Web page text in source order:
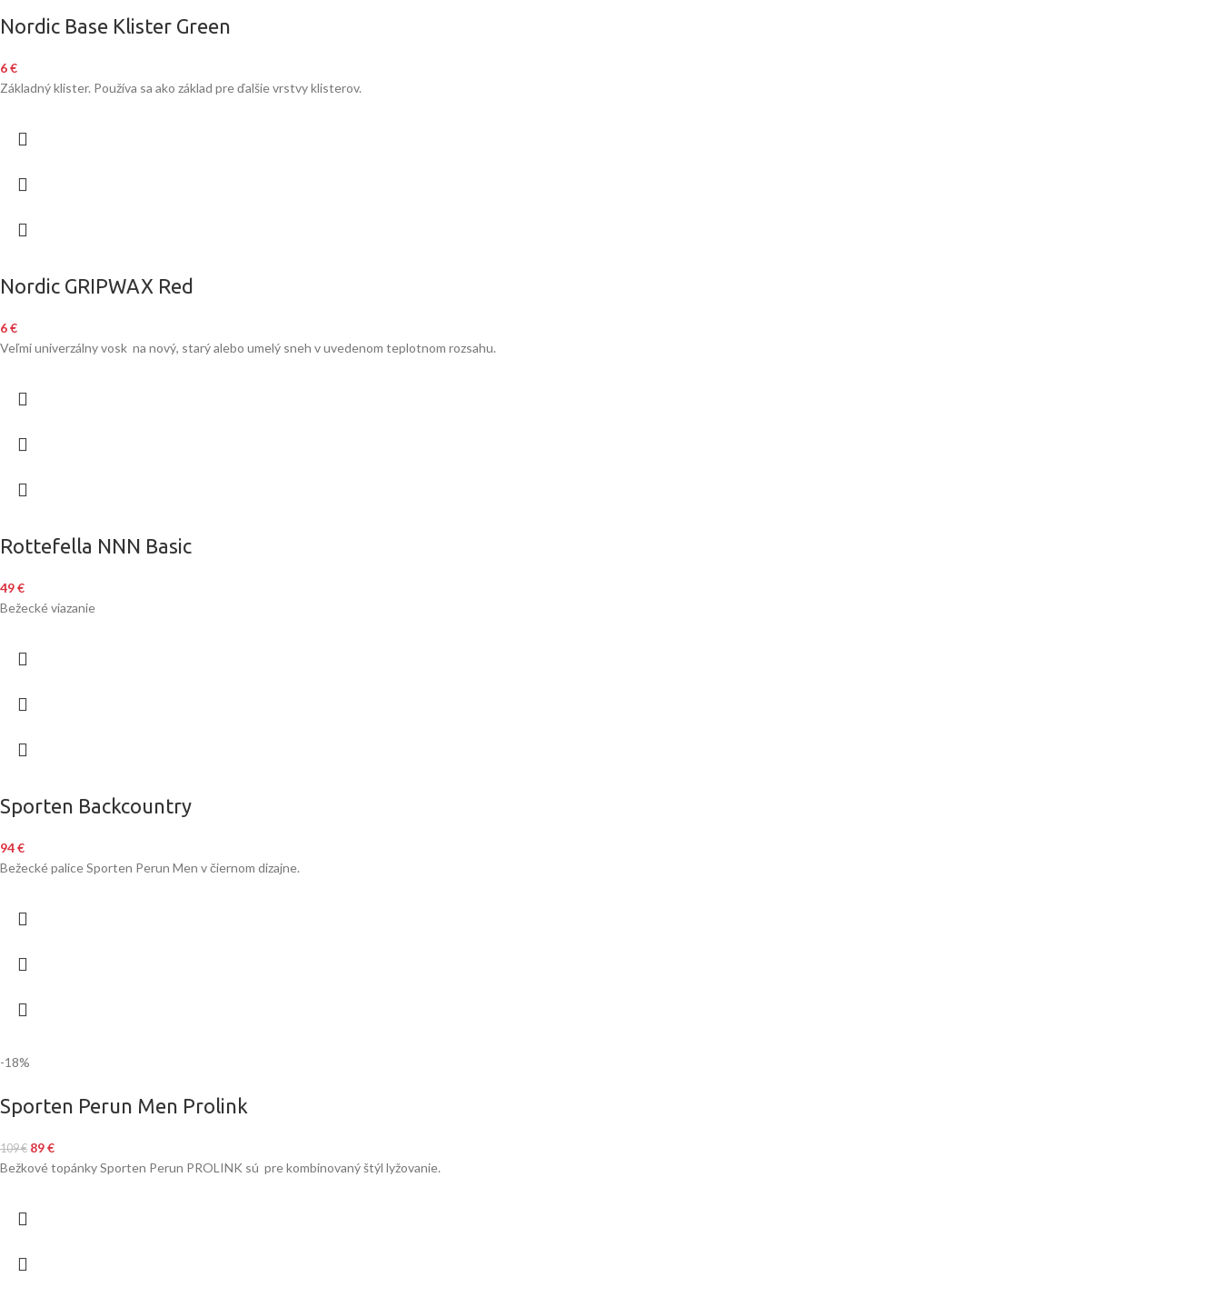
Nordic Base Klister Green
6€
Základný klister. Používa sa ako základ pre ďalšie vrstvy klisterov.
Nordic GRIPWAX Red
6€
Veľmi univerzálny vosk na nový, starý alebo umelý sneh v uvedenom teplotnom rozsahu.
Rottefella NNN Basic
49€
Bežecké viazanie
Sporten Backcountry
94€
Bežecké palice Sporten Perun Men v čiernom dizajne.
-18%
Sporten Perun Men Prolink
109€ 89€
Bežkové topánky Sporten Perun PROLINK sú pre kombinovaný štýl lyžovanie.